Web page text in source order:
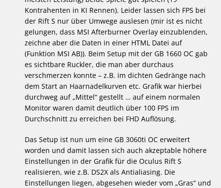
Kontrahenten in KI Rennen). Leider lassen sich FPS bei
der Rift S nur über Umwege auslesen (mir ist es nicht
gelungen, dass MSI Afterburner Overlay einzublenden,
zeichne aber die Daten in einer HTML Datei auf
(Funktion MSI AB)). Beim Setup mit der GB 1660 OC gab
es sichtbare Ruckler, die man aber durchaus
verschmerzen konnte – z.B. im dichten Gedränge nach
dem Start an Haarnadelkurven etc. Grafik war hierbei
durchweg auf „Mittel“ gestellt … auf einem normalen
Monitor waren damit deutlich über 100 FPS im
Durchschnitt zu erreichen bei FHD Auflösung.
Das Setup ist nun um eine GB 3060ti OC erweitert
worden und damit lassen sich auch akzeptable höhere
Einstellungen in der Grafik für die Oculus Rift S
realisieren, wie z.B. DS2X als Antialiasing. Die
Einstellungen liegen, abgesehen wieder vom „Gras“ und